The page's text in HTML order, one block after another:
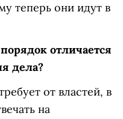
теперь они идут в
отличается
дела?
от властей, в
на